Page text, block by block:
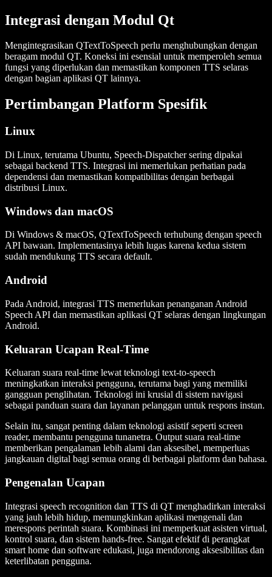
Integrasi dengan Modul Qt
Mengintegrasikan QTextToSpeech perlu menghubungkan dengan
beragam modul QT. Koneksi ini esensial untuk memperoleh semua
fungsi yang diperlukan dan memastikan komponen TTS selaras
dengan bagian aplikasi QT lainnya.
Pertimbangan Platform Spesifik
Linux
Di Linux, terutama Ubuntu, Speech-Dispatchersering dipakai
sebagai backend TTS. Integrasi ini memerlukan perhatian pada
dependensi dan memastikan kompatibilitas dengan berbagai
distribusi Linux.
Windows dan macOS
Di Windows & macOS, QTextToSpeech terhubung dengan speech
API bawaan. Implementasinya lebih lugas karena kedua sistem
sudah mendukung TTS secara default.
Android
Pada Android, integrasi TTS memerlukan penanganan Android
Speech API dan memastikan aplikasi QT selaras dengan lingkungan
Android.
Keluaran Ucapan Real-Time
Keluaran suara real-time lewat teknologi text-to-speech
meningkatkan interaksi pengguna, terutama bagi yang memiliki
gangguan penglihatan. Teknologi ini krusial di sistem navigasi
sebagai panduan suara dan layanan pelanggan untuk respons instan.
Selain itu, sangat penting dalam teknologi asistif seperti screen
reader, membantu pengguna tunanetra. Output suara real-time
memberikan pengalaman lebih alami dan aksesibel, memperluas
jangkauan digital bagi semua orang di berbagai platform dan bahasa.
Pengenalan Ucapan
Integrasi speech recognition dan TTS di QT menghadirkan interaksi
yang jauh lebih hidup, memungkinkan aplikasi mengenali dan
merespons perintah suara. Kombinasi ini memperkuat asisten virtual,
kontrol suara, dan sistem hands-free. Sangat efektif di perangkat
smart home dan software edukasi, juga mendorong aksesibilitas dan
keterlibatan pengguna.